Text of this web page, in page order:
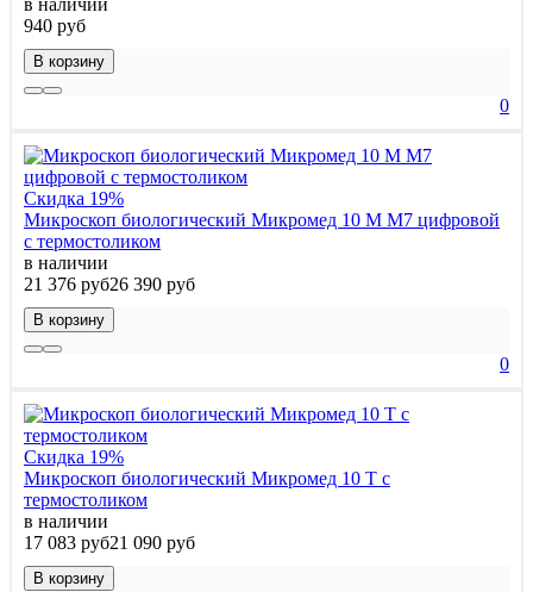
940 руб
В корзину
0
Скидка 19%
Микроскоп биологический Микромед 10 M M7 цифровой
c термостоликом
в наличии
21 376 руб26 390 руб
В корзину
0
Скидка 19%
Микроскоп биологический Микромед 10 T c
термостоликом
в наличии
17 083 руб21 090 руб
В корзину